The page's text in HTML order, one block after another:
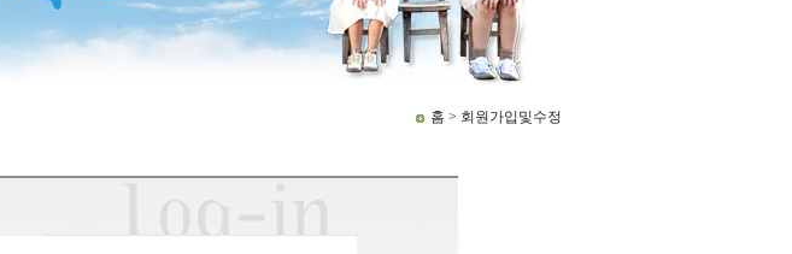
홈 > 회원가입및수정